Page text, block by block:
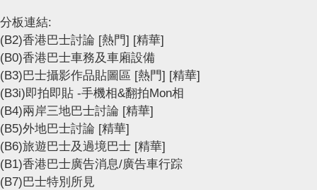
分板連結:
(B2)香港巴士討論 [熱門] [精華]
(B0)香港巴士車務及車廂設備
(B3)巴士攝影作品貼圖區 [熱門] [精華]
(B3i)即拍即貼 -手機相&翻拍Mon相
(B4)兩岸三地巴士討論 [精華]
(B5)外地巴士討論 [精華]
(B6)旅遊巴士及過境巴士 [精華]
(B1)香港巴士廣告消息/廣告車行踪
(B7)巴士特別所見